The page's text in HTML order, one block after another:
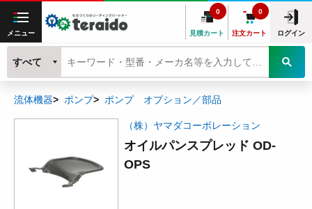
メニュー 見積カート
0
注文カート
0
ログイン
すべて
流体機器 ポンプ ポンプ オプション／部品
（株）ヤマダコーポレーション
オイルパンスプレッド OD-
OPS